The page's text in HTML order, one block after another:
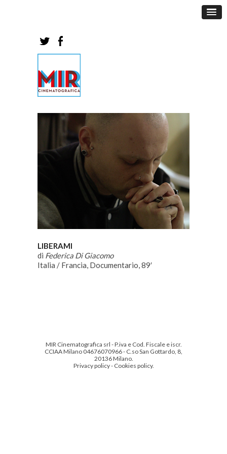
LIBERAMI
di Federica Di Giacomo
Italia / Francia, Documentario, 89′
MIR Cinematografica srl - P.iva e Cod. Fiscale e iscr.
CCIAA Milano 04676070966 - C.so San Gottardo, 8,
20136 Milano.
Privacy policy- Cookies policy.